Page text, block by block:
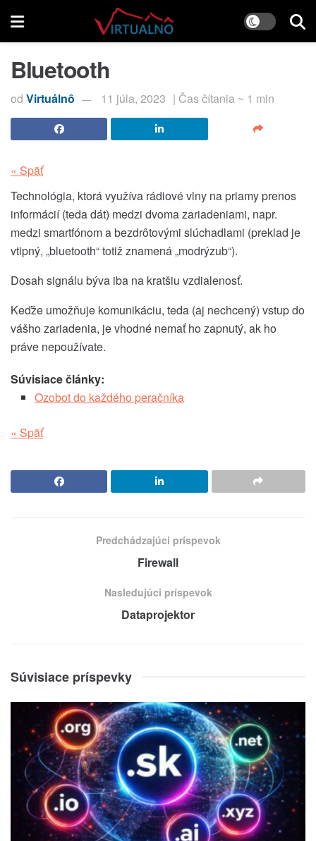
Bluetooth
od Virtuálnô 11 júla, 2023 | Čas čítania ~ 1 min
« Späť
Technológia, ktorá využíva rádiové vlny na priamy prenos
informácií (teda dát) medzi dvoma zariadeniami, napr.
medzi smartfónom a bezdrôtovými slúchadlami (preklad je
vtipný, „bluetooth“ totiž znamená „modrýzub“).
Dosah signálu býva iba na kratšiu vzdialenosť.
Keďže umožňuje komunikáciu, teda (aj nechcený) vstup do
vášho zariadenia, je vhodné nemať ho zapnutý, ak ho
práve nepoužívate.
Súvisiace články:
Ozobot do každého peračníka
« Späť
Predchádzajúci príspevok
Firewall
Nasledujúci príspevok
Dataprojektor
Súvisiace príspevky